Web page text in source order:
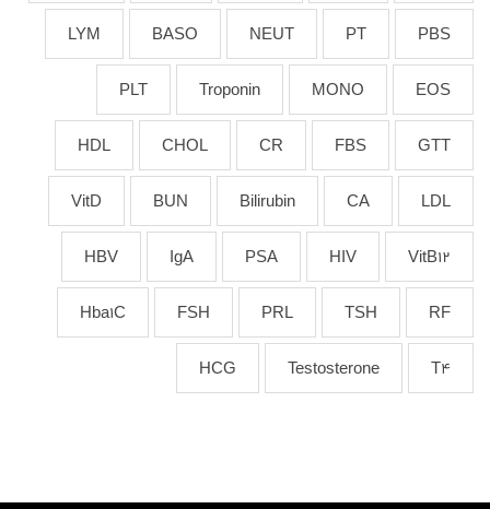
PBS
PT
NEUT
BASO
LYM
EOS
MONO
Troponin
PLT
GTT
FBS
CR
CHOL
HDL
LDL
CA
Bilirubin
BUN
VitD
VitB12
HIV
PSA
IgA
HBV
RF
TSH
PRL
FSH
Hba1C
T4
Testosterone
HCG